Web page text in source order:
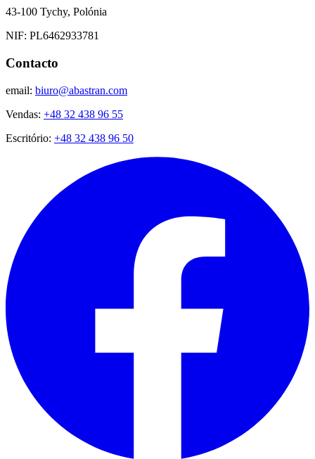
43-100 Tychy, Polónia
NIF: PL6462933781
Contacto
email: biuro@abastran.com
Vendas: +48 32 438 96 55
Escritório: +48 32 438 96 50